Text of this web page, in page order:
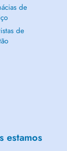
de
de
estamos